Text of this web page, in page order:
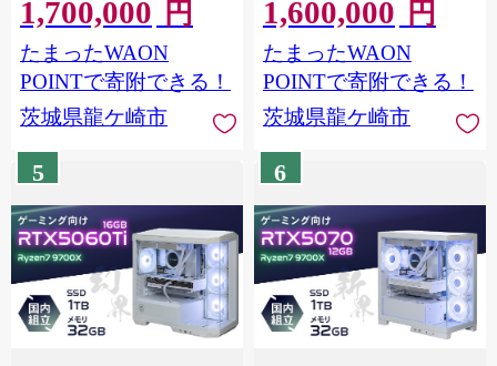
1,700,000 円
たまったWAON
POINTで寄附できる！
茨城県龍ケ崎市
1,600,000 円
たまったWAON
POINTで寄附できる！
茨城県龍ケ崎市
5 6